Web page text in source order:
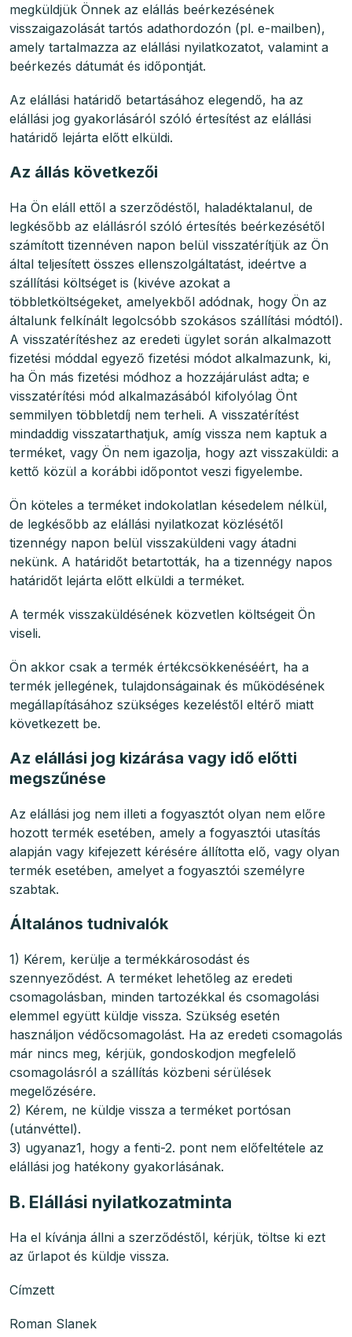
megküldjük Önnek az elállás beérkezésének
visszaigazolását tartós adathordozón (pl. e-mailben),
amely tartalmazza az elállási nyilatkozatot, valamint a
beérkezés dátumát és időpontját.
Az elállási határidő betartásához elegendő, ha az
elállási jog gyakorlásáról szóló értesítést az elállási
határidő lejárta előtt elküldi.
Az állás következői
Ha Ön eláll ettől a szerződéstől, haladéktalanul, de
legkésőbb az elállásról szóló értesítés beérkezésétől
számított tizennéven napon belül visszatérítjük az Ön
által teljesített összes ellenszolgáltatást, ideértve a
szállítási költséget is (kivéve azokat a
többletköltségeket, amelyekből adódnak, hogy Ön az
általunk felkínált legolcsóbb szokásos szállítási módtól).
A visszatérítéshez az eredeti ügylet során alkalmazott
fizetési móddal egyező fizetési módot alkalmazunk, ki,
ha Ön más fizetési módhoz a hozzájárulást adta; e
visszatérítési mód alkalmazásából kifolyólag Önt
semmilyen többletdíj nem terheli. A visszatérítést
mindaddig visszatarthatjuk, amíg vissza nem kaptuk a
terméket, vagy Ön nem igazolja, hogy azt visszaküldi: a
kettő közül a korábbi időpontot veszi figyelembe.
Ön köteles a terméket indokolatlan késedelem nélkül,
de legkésőbb az elállási nyilatkozat közlésétől
tizennégy napon belül visszaküldeni vagy átadni
nekünk. A határidőt betartották, ha a tizennégy napos
határidőt lejárta előtt elküldi a terméket.
A termék visszaküldésének közvetlen költségeit Ön
viseli.
Ön akkor csak a termék értékcsökkenéséért, ha a
termék jellegének, tulajdonságainak és működésének
megállapításához szükséges kezeléstől eltérő miatt
következett be.
Az elállási jog kizárása vagy idő előtti
megszűnése
Az elállási jog nem illeti a fogyasztót olyan nem előre
hozott termék esetében, amely a fogyasztói utasítás
alapján vagy kifejezett kérésére állította elő, vagy olyan
termék esetében, amelyet a fogyasztói személyre
szabtak.
Általános tudnivalók
1) Kérem, kerülje a termékkárosodást és
szennyeződést. A terméket lehetőleg az eredeti
csomagolásban, minden tartozékkal és csomagolási
elemmel együtt küldje vissza. Szükség esetén
használjon védőcsomagolást. Ha az eredeti csomagolás
már nincs meg, kérjük, gondoskodjon megfelelő
csomagolásról a szállítás közbeni sérülések
megelőzésére.
2) Kérem, ne küldje vissza a terméket portósan
(utánvéttel).
3) ugyanaz1, hogy a fenti-2. pont nem előfeltétele az
elállási jog hatékony gyakorlásának.
B. Elállási nyilatkozatminta
Ha el kívánja állni a szerződéstől, kérjük, töltse ki ezt
az űrlapot és küldje vissza.
Címzett
Roman Slanek